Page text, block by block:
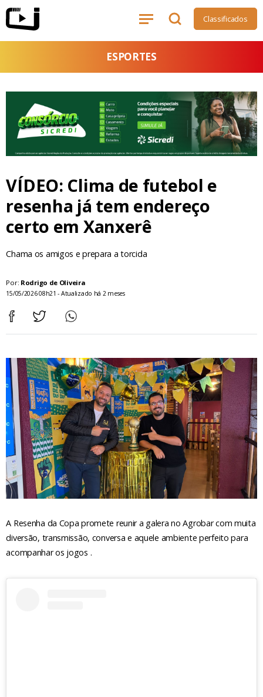
Classificados
ESPORTES
VÍDEO: Clima de futebol e
resenha já tem endereço
certo em Xanxerê
Chama os amigos e prepara a torcida
Por: Rodrigo de Oliveira
15/05/2026 08h21 - Atualizado há 2 meses
A Resenha da Copa promete reunir a galera no Agrobar com muita
diversão, transmissão, conversa e aquele ambiente perfeito para
acompanhar os jogos .